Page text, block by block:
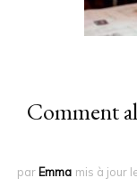
Comment
par Emma mis à jour